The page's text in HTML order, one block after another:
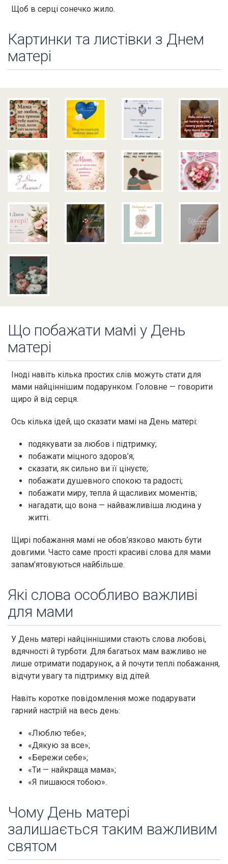
Щоб в серці сонечко жило.
Картинки та листівки з Днем
матері
Що побажати мамі у День
матері
Іноді навіть кілька простих слів можуть стати для
мами найціннішим подарунком. Головне — говорити
щиро й від серця.
Ось кілька ідей, що сказати мамі на День матері:
подякувати за любов і підтримку;
побажати міцного здоров’я;
сказати, як сильно ви її цінуєте;
побажати душевного спокою та радості;
побажати миру, тепла й щасливих моментів;
нагадати, що вона — найважливіша людина у
житті.
Щирі побажання мамі не обов’язково мають бути
довгими. Часто саме прості красиві слова для мами
запам’ятовуються найбільше.
Які слова особливо важливі
для мами
У День матері найціннішими стають слова любові,
вдячності й турботи. Для багатьох мам важливо не
лише отримати подарунок, а й почути теплі побажання,
відчути увагу та підтримку від дітей.
Навіть коротке повідомлення може подарувати
гарний настрій на весь день:
«Люблю тебе»;
«Дякую за все»;
«Бережи себе»;
«Ти — найкраща мама»;
«Я пишаюся тобою».
Чому День матері
залишається таким важливим
святом